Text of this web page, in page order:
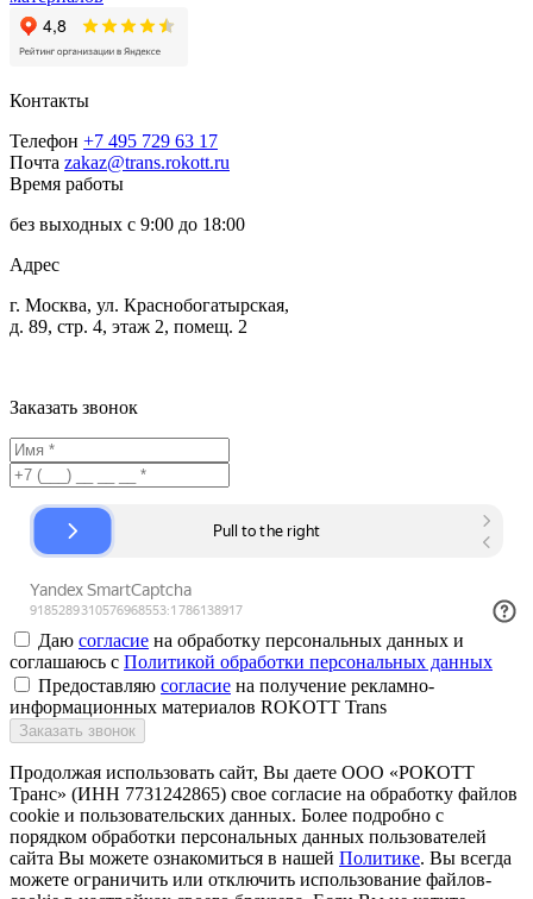
Контакты
Телефон +7 495 729 63 17
Почта zakaz@trans.rokott.ru
Время работы
без выходных с 9:00 до 18:00
Адрес
г. Москва, ул. Краснобогатырская,
д. 89, стр. 4, этаж 2, помещ. 2
Заказать звонок
Даю согласие на обработку персональных данных и
соглашаюсь с Политикой обработки персональных данных
Предоставляю согласие на получение рекламно-
информационных материалов ROKOTT Trans
Заказать звонок
Продолжая использовать сайт, Вы даете ООО «РОКОТТ
Транс» (ИНН 7731242865) свое согласие на обработку файлов
cookie и пользовательских данных. Более подробно с
порядком обработки персональных данных пользователей
сайта Вы можете ознакомиться в нашей Политике. Вы всегда
можете ограничить или отключить использование файлов-